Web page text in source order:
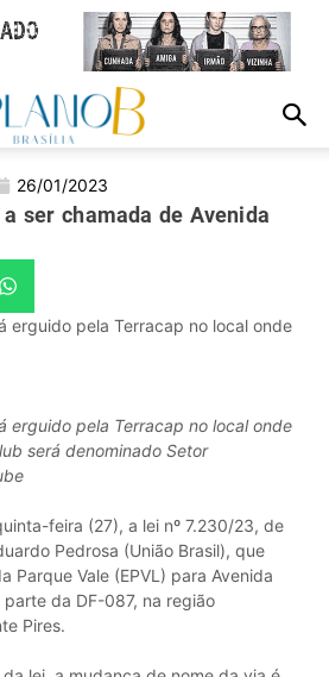
26/01/2023
ser chamada de Avenida
erguido pela Terracap no local onde
erguido pela Terracap no local onde
será denominado Setor
feira (27), a lei nº 7.230/23, de
Pedrosa (União Brasil), que
Parque Vale (EPVL) para Avenida
da DF-087, na região
Pires.